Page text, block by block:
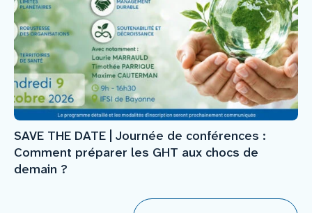
SAVE THE DATE | Journée de conférences :
Comment préparer les GHT aux chocs de
demain ?